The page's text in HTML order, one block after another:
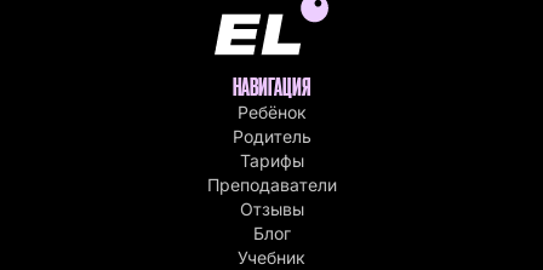
НАВИГАЦИЯ
Ребёнок
Родитель
Тарифы
Преподаватели
Отзывы
Блог
Учебник